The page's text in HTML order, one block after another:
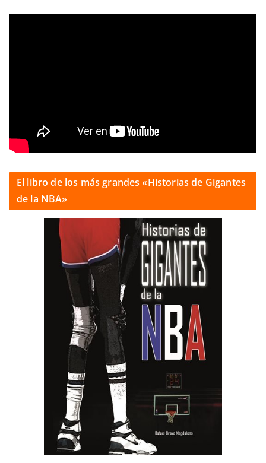
El libro de los más grandes «Historias de Gigantes
de la NBA»